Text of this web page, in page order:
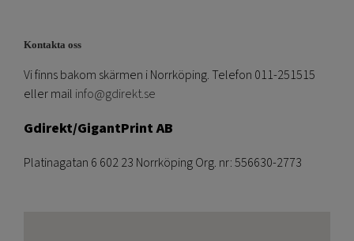
Kontakta oss
Vi finns bakom skärmen i Norrköping. Telefon 011-251515
eller mail info@gdirekt.se
Gdirekt/GigantPrint AB
Platinagatan 6 602 23 Norrköping Org. nr: 556630-2773